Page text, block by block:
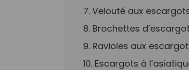
7. Velouté aux
8. Brochettes
9. Ravioles aux
10. Escargots à